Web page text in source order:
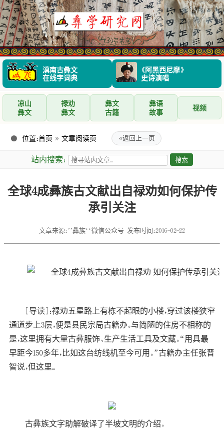
滇南古彝文
在线字词典
《阿黑西尼摩》
史诗演唱
凉山
彝文
禄劝
彝文
彝文
古籍
彝语
故事
视频
位置：首页 » 文章阅读页 «返回上一页
站内搜索：
全球4成彝族古文献出自禄劝如何保护传
承引关注
文章来源：’’彝族‘‘微信公众号 发布时间：2016-02-22
[导读]：禄劝五星路上有栋不起眼的小楼，穿过该楼狭窄
通道步上3层，便是县民宗局古籍办。与简陋的住房不相称的
是，这里拥有大量古彝服饰、生产生活工具及文藏。“用具最
早距今150多年，比如这台纺线机至今可用。”古籍办主任张晋
智说，但这里...
古彝族文字助解破译了半坡文明的介绍。